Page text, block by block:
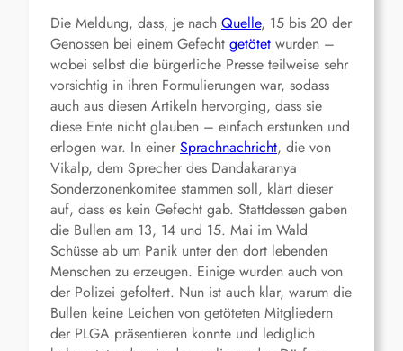
Die Meldung, dass, je nach Quelle, 15 bis 20 der
Genossen bei einem Gefecht getötet wurden –
wobei selbst die bürgerliche Presse teilweise sehr
vorsichtig in ihren Formulierungen war, sodass
auch aus diesen Artikeln hervorging, dass sie
diese Ente nicht glauben – einfach erstunken und
erlogen war. In einer Sprachnachricht, die von
Vikalp, dem Sprecher des Dandakaranya
Sonderzonenkomitee stammen soll, klärt dieser
auf, dass es kein Gefecht gab. Stattdessen gaben
die Bullen am 13, 14 und 15. Mai im Wald
Schüsse ab um Panik unter den dort lebenden
Menschen zu erzeugen. Einige wurden auch von
der Polizei gefoltert. Nun ist auch klar, warum die
Bullen keine Leichen von getöteten Mitgliedern
der PLGA präsentieren konnte und lediglich